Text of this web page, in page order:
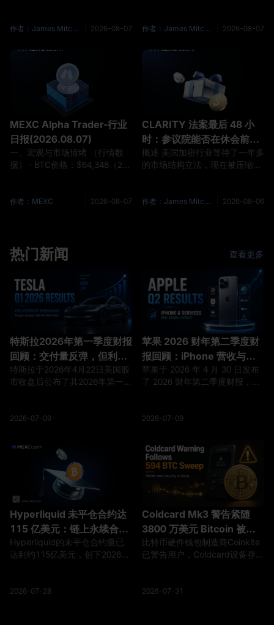
公开表示自己一聪都没有卖过。
个上午。 据 The Block 的报
道，Strategy 在 8-K 文件中披
露上周售出 1,638 枚比特币，套
现约 1.047 亿美元，持仓降至
842,138 枚，而 Michael Saylor
在数小时后于 X
作者：James Mitchell 2026-08-07
会迎来第一次实质性的压力测
该提案在区块 961,632 至
号期，在这段窗口内，不发出第
4 位版本信号的区块会被执行该
规则的节点判定为无效。 需要立
刻说清楚的是，这不是一次已经
获批的比
作者：James Mitchell 2026-08-07
MEXC Alpha Trader-行业
日报(2026.08.07)
一、宏观与市场情绪 （行情数
据） · BTC价格：$64,348（24h
38（Fear） （重要节点预告） ·
率应对措施。 二、交易信号 / 热
点 黄金（重大催化） · 现货黄金
站上4300美元/盎司，本周累涨
250美元；美国7月ADP就业人
数公
作者：MEXC 2026-08-07
CLARITY 法案最后 48 小
时：参议院能否在休会前完
成表决？
概述 美国加密行业等待了一年多
的市场结构立法，现在被压缩进
日，而截至 8 月 6 日发稿时，
动议被提交。CoinDesk 在对该
议院尚未表明是否会推进这部法
案，会期只剩两天，官方也没有
关于表决时间的任何说明。 市场
关注这件
作者：James Mitchell 2026-08-06
热门新闻 查看更多
特斯拉2026年第一季度财报
回顾：交付量反弹，但利润
率质量仍是真正的考验
特斯拉于2026年4月22日美国股
市收盘后公布了其2026年第一季
224亿美元的总营收，并报告归
提升至21.1%，而营业利润率达
到4.2%。 核心信号不仅在于特
斯拉的交付量从去年同期的疲软
基数中恢复。更重要的问题是：
更高的交付量、FSD相关营收、
更低的单车成本以及改善的汽车
毛
2026-07-09
苹果 2026 财年第二季度财
报回顾：iPhone 营收与服
务业务增长维持 EPS 预期
苹果于 2026 年 4 月 30 日发布
了 2026 财年第二季度财报，涵
同比增长 17%，摊薄后每股收
元。苹果表示，该季度创下了公
司 3 月份季度的总营收、iPhone
营收和 EPS 纪录，同时服务业
务营收也创下历史新高。 这不仅
仅是一份常规的硬件周期财报。
2026-07-09
Hyperliquid 未平仓合约达
115 亿美元：链上永续合约
是否正扩展至美国股市？
Hyperliquid的未平仓合约量已
达到约115亿美元，创下2026年
的合约已成为最大的HIP-3市
2026-07-28
Coldcard Mk3 警告紧随
3800 万美元 Bitcoin 被扫
荡事件，但原因仍未确认
比特币硬件钱包制造商Coinkite
已警告用户，Coldcard设备存在
是在安全研究人员调查一起涉及
2026-07-31